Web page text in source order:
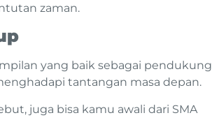
zaman.
yang baik sebagai pendukung
tantangan masa depan.
juga bisa kamu awali dari SMA